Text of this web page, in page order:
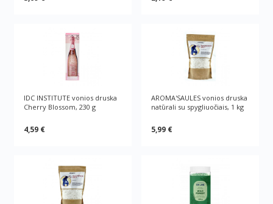
IDC INSTITUTE vonios druska
Cherry Blossom, 230 g
4,59 €
AROMA'SAULES vonios druska
natūrali su spygliuočiais, 1 kg
5,99 €